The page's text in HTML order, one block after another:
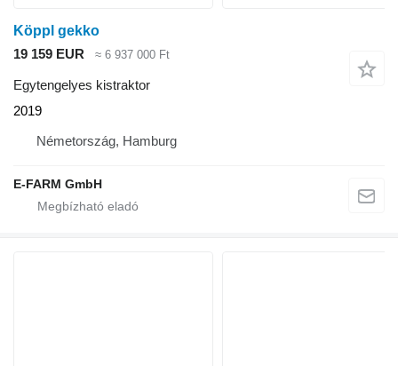
Köppl gekko
19 159 EUR
≈ 6 937 000 Ft
Egytengelyes kistraktor
2019
Németország, Hamburg
E-FARM GmbH